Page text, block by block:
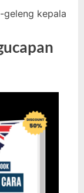
geleng kepala